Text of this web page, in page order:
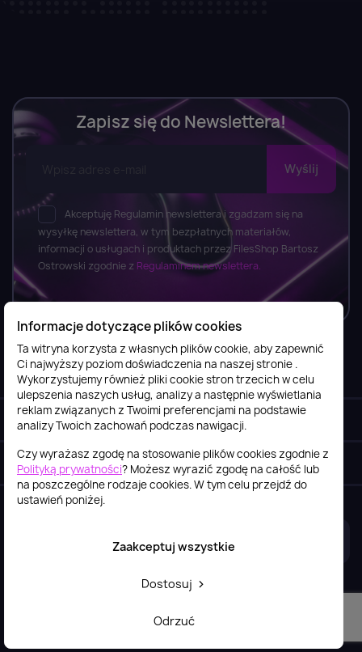
Zapisz się do Newslettera!
Akceptuję Regulamin newslettera i zgadzam się na
wysyłkę newslettera, w tym bezpłatnych materiałów,
informacji o usługach i produktach przez FilesShop Bartosz
Ostrowski zgodnie z Regulaminem newslettera.
Informacje
Obsługa klienta
Szybki kontakt keyboard_arrow_down
Informacje dotyczące plików cookies
Ta witryna korzysta z własnych plików cookie, aby zapewnić
Ci najwyższy poziom doświadczenia na naszej stronie .
Wykorzystujemy również pliki cookie stron trzecich w celu
ulepszenia naszych usług, analizy a następnie wyświetlania
reklam związanych z Twoimi preferencjami na podstawie
analizy Twoich zachowań podczas nawigacji.
Czy wyrażasz zgodę na stosowanie plików cookies zgodnie z
Polityką prywatności? Możesz wyrazić zgodę na całość lub
na poszczególne rodzaje cookies. W tym celu przejdź do
ustawień poniżej.
Odrzuć
Dostosuj
Zaakceptuj wszystkie
2026© itstore.com.pl Projekt i realizacja: